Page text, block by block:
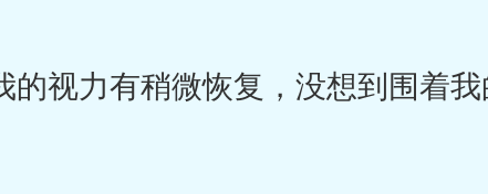
视力有稍微恢复，没想到围着我